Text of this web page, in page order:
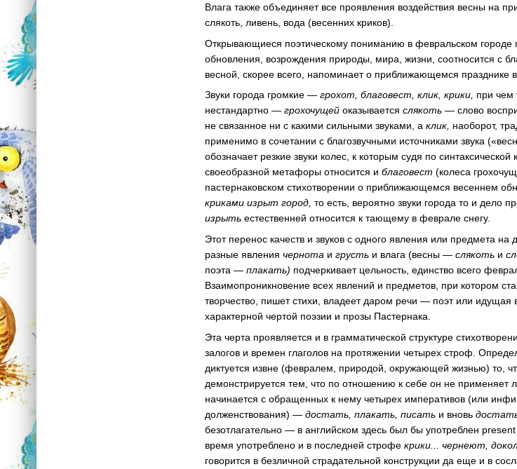
Влага также объединяет все проявления воздействия весны на
слякоть, ливень, вода (весенних криков).
Открывающиеся поэтическому пониманию в февральском
обновления, возрождения природы, мира, жизни, соотносится с
весной, скорее всего, напоминает о приближающемся празднике
Звуки города громкие —грохот, благовест, клик, крики, при чем
нестандартно —грохочущейоказываетсяслякоть — слово
не связанное ни с какими сильными звуками, аклик, наоборот,
применимо в сочетании с благозвучными источниками звука
обозначает резкие звуки колес, к которым судя по
своеобразной метафоры относится иблаговест (колеса
пастернаковском стихотворении о приближающемся весеннем
криками изрыт город, то есть, вероятно звуки города то и дело
изрыть естественней относится к тающему в феврале снегу.
Этот перенос качеств и звуков с одного явления или предмета
разные явления чернота игрусть и влага (весны —слякоть и
поэта —плакать) подчеркивает цельность, единство всего
Взаимопроникновение всех явлений и предметов, при котором
творчество, пишет стихи, владеет даром речи — поэт или идущая
характерной чертой поэзии и прозы Пастернака.
Эта черта проявляется и в грамматической структуре
залогов и времен глаголов на протяжении четырех строф.
диктуется извне (февралем, природой, окружающей жизнью) то,
демонстрируется тем, что по отношению к себе он не
начинается с обращенных к нему четырех императивов (или
долженствования) —достать, плакать, писать и вновь
безотлагательно — в английском здесь был бы употреблен
время употреблено и в последней строфекрики... чернеют,
говорится в безличной страдательной конструкции да еще и в